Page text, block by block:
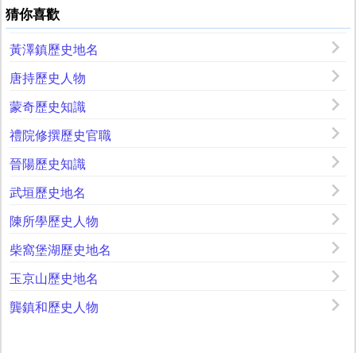
猜你喜歡
黃澤鎮歷史地名
唐持歷史人物
蒙奇歷史知識
禮院修撰歷史官職
晉陽歷史知識
武垣歷史地名
陳所學歷史人物
柴窩堡湖歷史地名
玉京山歷史地名
龔鎮和歷史人物